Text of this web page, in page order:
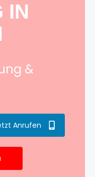
IN
&
Anrufen